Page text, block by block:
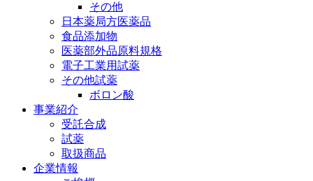
その他
日本薬局方医薬品
食品添加物
医薬部外品原料規格
電子工業用試薬
その他試薬
ボロン酸
事業紹介
受託合成
試薬
取扱商品
企業情報